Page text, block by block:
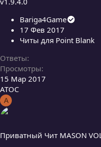
Bariga4Game
17 Фев 2017
Читы для Point Blank
Ответы
Просмотры
15 Мар 2017
АТОС
А
Приватный Чит MASON